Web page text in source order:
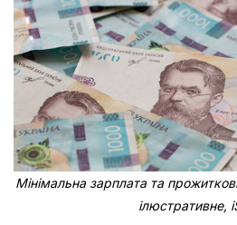
Мінімальна зарплата та
ілюстративне,